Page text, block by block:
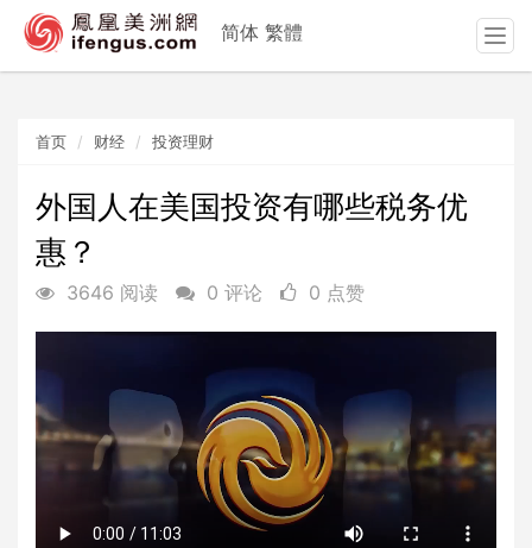
首页 财经 投资理财
外国人在美国投资有哪些税务优
惠？
3646 阅读 0 评论 0 点赞
简体 繁體
T
o
a
o
n